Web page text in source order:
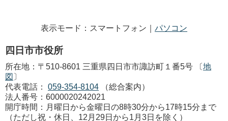
表示モード：スマートフォン｜ パソコン
四日市市役所
所在地：〒510-8601 三重県四日市市諏訪町１番5号 〔地
図 〕
代表電話：
059-354-8104
（総合案内）
法人番号：6000020242021
開庁時間：月曜日から金曜日の8時30分から17時15分まで
（ただし祝・休日、12月29日から1月3日を除く）